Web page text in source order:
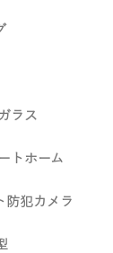
ラス
トホーム
防犯カメラ